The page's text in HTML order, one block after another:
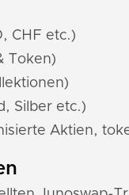
CHF etc.)
Token)
Silber etc.)
Aktien,